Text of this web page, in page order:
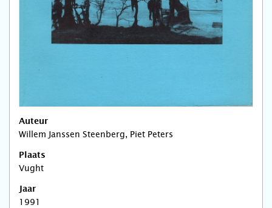
Auteur
Willem Janssen Steenberg, Piet Peters
Plaats
Vught
Jaar
1991